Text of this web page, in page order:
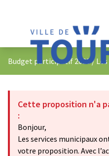
Budget participatif 2023/
Cette proposition n'a
:
Bonjour,
Les services municipaux
votre proposition. Avec